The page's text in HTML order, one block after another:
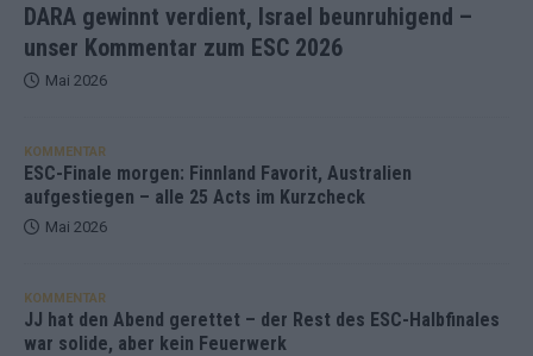
DARA gewinnt verdient, Israel beunruhigend –
unser Kommentar zum ESC 2026
Mai 2026
KOMMENTAR
ESC-Finale morgen: Finnland Favorit, Australien
aufgestiegen – alle 25 Acts im Kurzcheck
Mai 2026
KOMMENTAR
JJ hat den Abend gerettet – der Rest des ESC-Halbfinales
war solide, aber kein Feuerwerk